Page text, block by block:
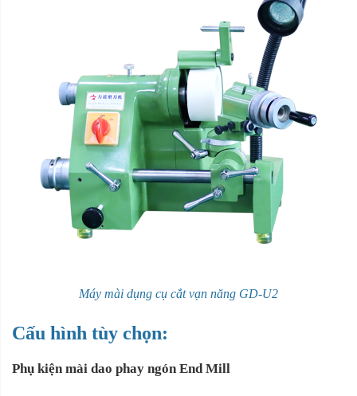
Máy mài dụng cụ cắt vạn năng GD-U2
Cấu hình tùy chọn:
Phụ kiện mài dao phay ngón End Mill